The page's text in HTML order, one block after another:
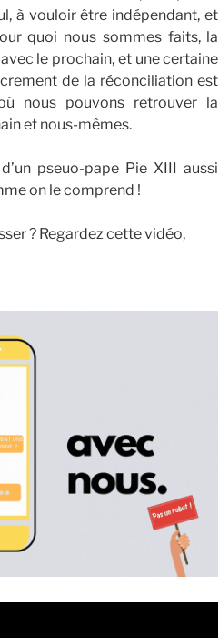
à vouloir être indépendant, et
quoi nous sommes faits, la
le prochain, et une certaine
de la réconciliation est
nous pouvons retrouver la
et nous-mêmes.
pseuo-pape Pie XIII aussi
on le comprend !
? Regardez cette vidéo,